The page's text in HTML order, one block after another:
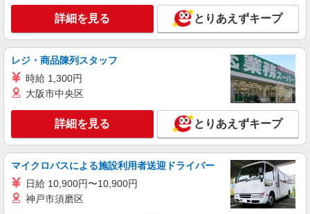
手当 〇夜勤手当 〇深夜勤務手当 〇休日勤務手当
〇年末年始勤務手当
垂水区霞ヶ丘1丁目4番24号
キープ 詳細を見る
エイジフリーハウス神戸霞ヶ丘
サービス付き高齢者向け住宅／介護職／早出の
み
時給1,168円〜1,231円 ※経験・能力・資格等
による 介護福祉士 時給1,231円 実務者研修 時給
1,168円 初任者研修 時給1,168円 ※一律処遇改善
加算含む 〇時間外勤務手当 〇土日祝勤務手当 〇
夜勤手当 〇深夜勤務手当 〇年末年始勤務手当 〇
早朝7:00〜8:00/夜間18:00〜20:00は時給25％UP
エイジフリーハウス神戸霞ヶ丘 兵庫県神戸市
垂水区霞ヶ丘1丁目4番24号
キープ 詳細を見る
詳細を見る とりあえずキープ
レジ・商品陳列スタッフ
時給 1,300円
大阪市中央区
詳細を見る とりあえずキープ
マイクロバスによる施設利用者送迎ドライバー
日給 10,900円〜10,900円
神戸市須磨区